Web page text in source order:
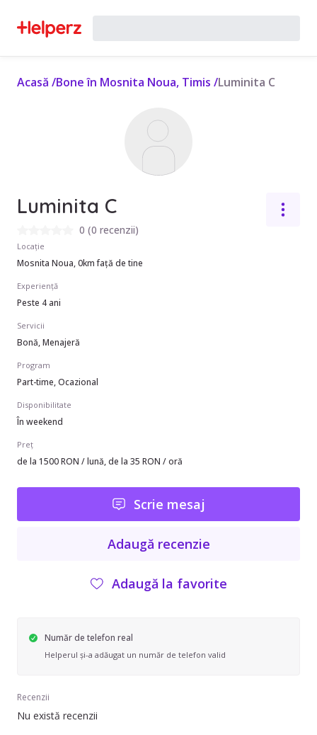
Acasă /Bone în Mosnita Noua, Timis /Luminita C
Luminita C
0 (0 recenzii)
Locație
Mosnita Noua, 0km față de tine
Experiență
Peste 4 ani
Servicii
Bonă, Menajeră
Program
Part-time, Ocazional
Disponibilitate
În weekend
Preț
de la 1500 RON / lună, de la 35 RON / oră
Scrie mesaj
Adaugă recenzie
Adaugă la favorite
Număr de telefon real
Helperul și-a adăugat un număr de telefon valid
Recenzii
Nu există recenzii